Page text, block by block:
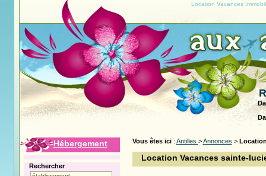
Location Vacances
Vous êtes ici: Antilles >Annonces >
Location Vacances sainte-
Hébergement
Rechercher